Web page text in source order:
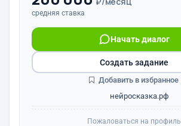
средняя ставка
Начать диалог
нейросказка.рф
Создать задание
Добавить в избранное
Пожаловаться на профиль